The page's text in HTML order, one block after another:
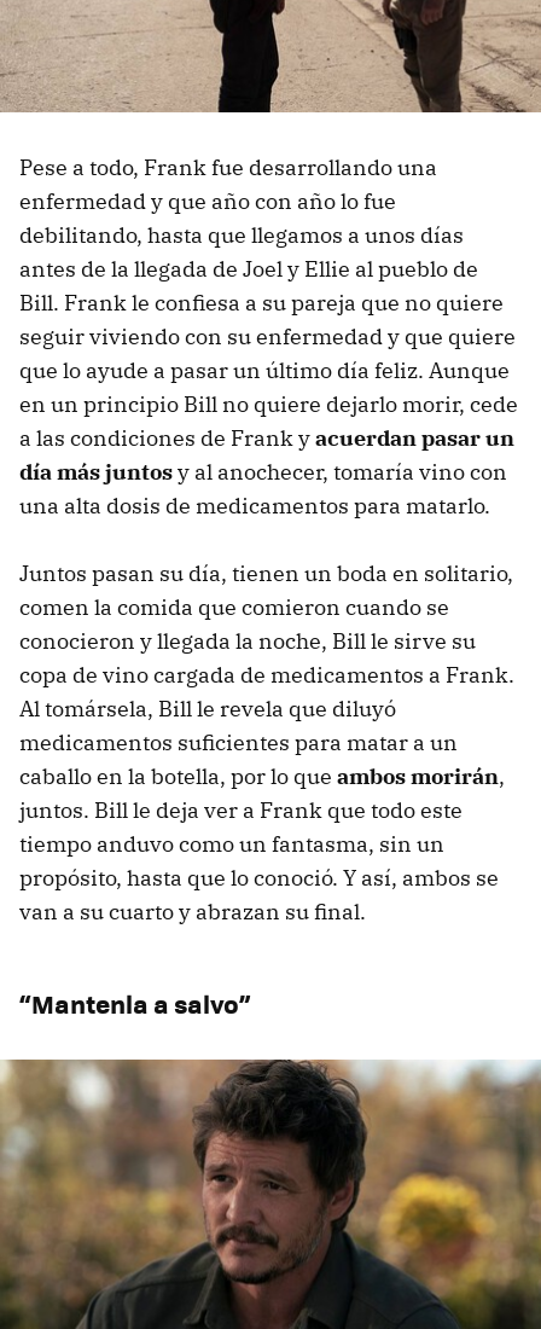
Pese a todo, Frank fue desarrollando una
enfermedad y que año con año lo fue
debilitando, hasta que llegamos a unos días
antes de la llegada de Joel y Ellie al pueblo de
Bill. Frank le confiesa a su pareja que no quiere
seguir viviendo con su enfermedad y que quiere
que lo ayude a pasar un último día feliz. Aunque
en un principio Bill no quiere dejarlo morir, cede
a las condiciones de Frank yacuerdan pasar un
día más juntosy al anochecer, tomaría vino con
una alta dosis de medicamentos para matarlo.
Juntos pasan su día, tienen un boda en solitario,
comen la comida que comieron cuando se
conocieron y llegada la noche, Bill le sirve su
copa de vino cargada de medicamentos a Frank.
Al tomársela, Bill le revela que diluyó
medicamentos suficientes para matar a un
caballo en la botella, por lo que ambos morirán,
juntos. Bill le deja ver a Frank que todo este
tiempo anduvo como un fantasma, sin un
propósito, hasta que lo conoció. Y así, ambos se
van a su cuarto y abrazan su final.
“Mantenla a salvo”